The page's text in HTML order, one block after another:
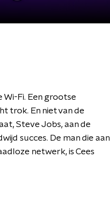
Wi-Fi. Een grootse
trok. En niet van de
Steve Jobs, aan de
succes. De man die aan
netwerk, is Cees